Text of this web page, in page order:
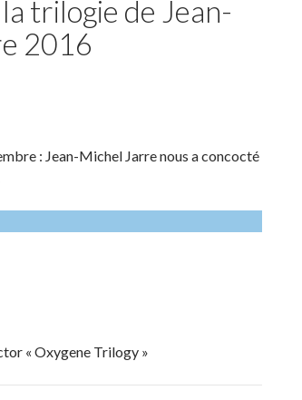
trilogie de Jean-
2016
: Jean-Michel Jarre nous a concocté
« Oxygene Trilogy »